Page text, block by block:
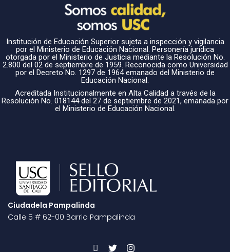
Institución de Educación Superior sujeta a inspección y vigilancia
por el Ministerio de Educación Nacional. Personería jurídica
otorgada por el Ministerio de Justicia mediante la Resolución No.
2.800 del 02 de septiembre de 1959. Reconocida como Universidad
por el Decreto No. 1297 de 1964 emanado del Ministerio de
Educación Nacional.
Acreditada Institucionalmente en Alta Calidad a través de la
Resolución No. 018144 del 27 de septiembre de 2021, emanada por
el Ministerio de Educación Nacional.
Ciudadela Pampalinda
Calle 5 # 62-00 Barrio Pampalinda